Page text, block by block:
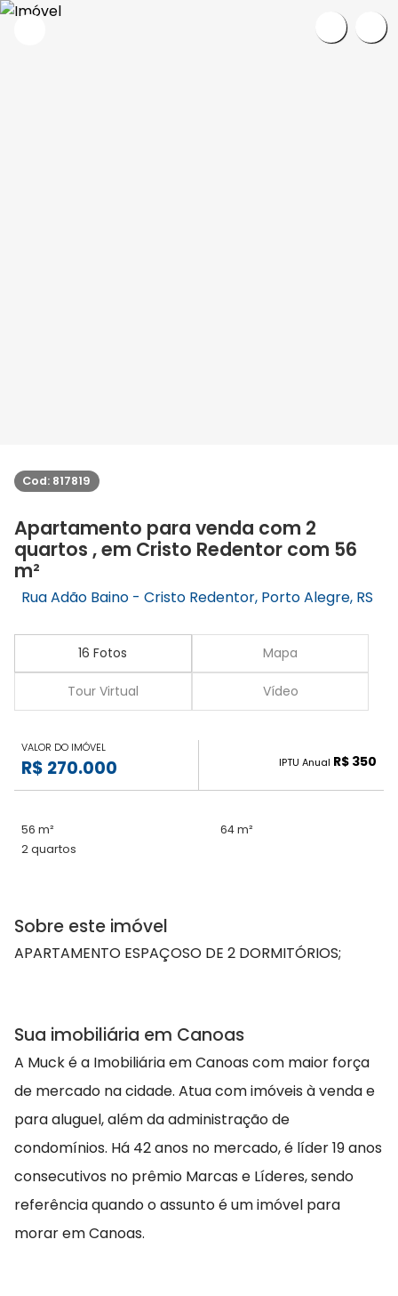
Cod: 817819
Apartamento para venda com 2
quartos , em Cristo Redentor com 56
m²
Rua Adão Baino - Cristo Redentor, Porto Alegre, RS
16 Fotos Mapa
Tour Virtual Vídeo
VALOR DO IMÓVEL
R$ 270.000 IPTU Anual R$ 350
56 m²
64 m²
2 quartos
Sobre este imóvel
APARTAMENTO ESPAÇOSO DE 2 DORMITÓRIOS;
Sua imobiliária em Canoas
A Muck é a Imobiliária em Canoas com maior força
de mercado na cidade. Atua com imóveis à venda e
para aluguel, além da administração de
condomínios. Há 42 anos no mercado, é líder 19 anos
consecutivos no prêmio Marcas e Líderes, sendo
referência quando o assunto é um imóvel para
morar em Canoas.